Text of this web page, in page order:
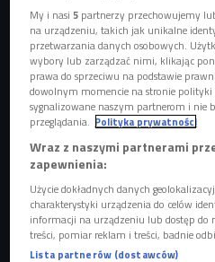
Skubas i Kathia Foto: Bartosz Mieloch/
My i nasi5 partnerzy przechowujemy
na urządzeniu, takich jak unikalne
przetwarzania danych osobowych.
wybory lub zarządzać nimi, klikając
prawa do sprzeciwu na podstawie
dowolnym momencie na stronie
sygnalizowane naszym partnerom i nie
przeglądania. Polityka prywatności
Wraz z naszymi partnerami
zapewnienia:
Użycie dokładnych danych
charakterystyki urządzenia do celów
informacji na urządzeniu lub dostęp do
treści, pomiar reklam i treści, badnie
Lista partnerów (dostawców)